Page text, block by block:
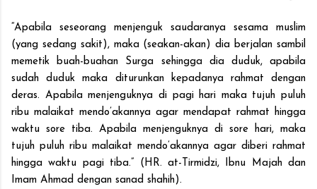
“Apabila seseorang menjenguk saudaranya sesama muslim
(yang sedang sakit), maka (seakan-akan) dia berjalan sambil
memetik buah-buahan Surga sehingga dia duduk, apabila
sudah duduk maka diturunkan kepadanya rahmat dengan
deras. Apabila menjenguknya di pagi hari maka tujuh puluh
ribu malaikat mendo’akannya agar mendapat rahmat hingga
waktu sore tiba. Apabila menjenguknya di sore hari, maka
tujuh puluh ribu malaikat mendo’akannya agar diberi rahmat
hingga waktu pagi tiba.” (HR. at-Tirmidzi, Ibnu Majah dan
Imam Ahmad dengan sanad shahih).